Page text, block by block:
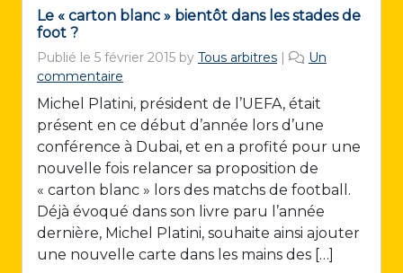
Le « carton blanc » bientôt dans les stades de
foot ?
Publié le 5 février 2015 by Tous arbitres |
Un
commentaire
r
L
e
«
c
a
r
t
Michel Platini, président de l’UEFA, était
présent en ce début d’année lors d’une
conférence à Dubai, et en a profité pour une
nouvelle fois relancer sa proposition de
« carton blanc » lors des matchs de football.
Déjà évoqué dans son livre paru l’année
dernière, Michel Platini, souhaite ainsi ajouter
une nouvelle carte dans les mains des […]